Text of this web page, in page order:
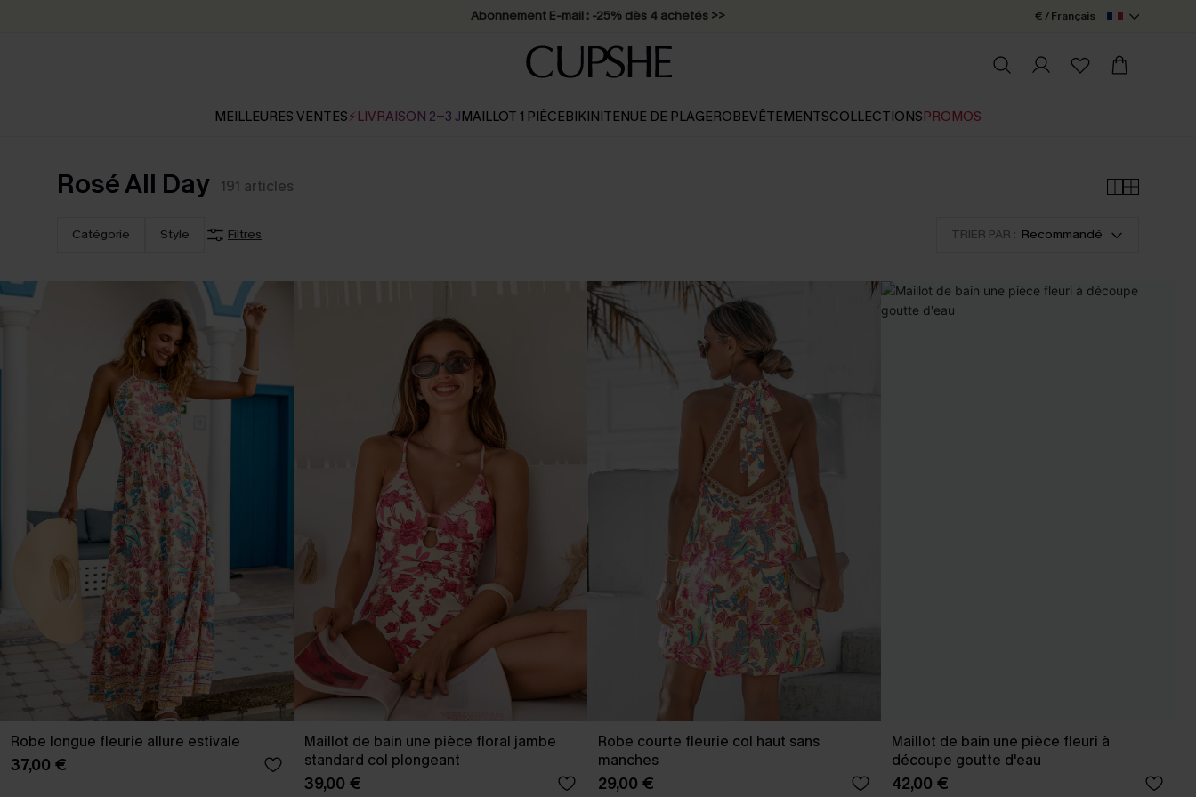
Abonnement E-mail : -25% dès 4 achetés >> € / Français
MEILLEURES VENTES⚡LIVRAISON 2-3 JMAILLOT 1 PIÈCEBIKINITENUE DE PLAGEROBEVÊTEMENTSCOLLECTIONSPROMOS
Rosé All Day 191 articles
Catégorie Style Filtres TRIER PAR : Recommandé
Robe longue fleurie allure estivale
37,00 €
Maillot de bain une pièce floral jambe
standard col plongeant
39,00 €
Robe courte fleurie col haut sans
manches
29,00 €
Maillot de bain une pièce fleuri à
découpe goutte d'eau
42,00 €